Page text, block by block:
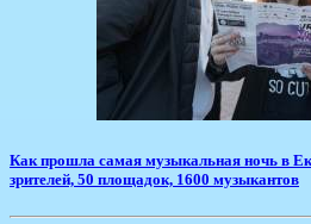
Как прошла самая музыкальная ночь в
зрителей, 50 площадок, 1600 музыкантов